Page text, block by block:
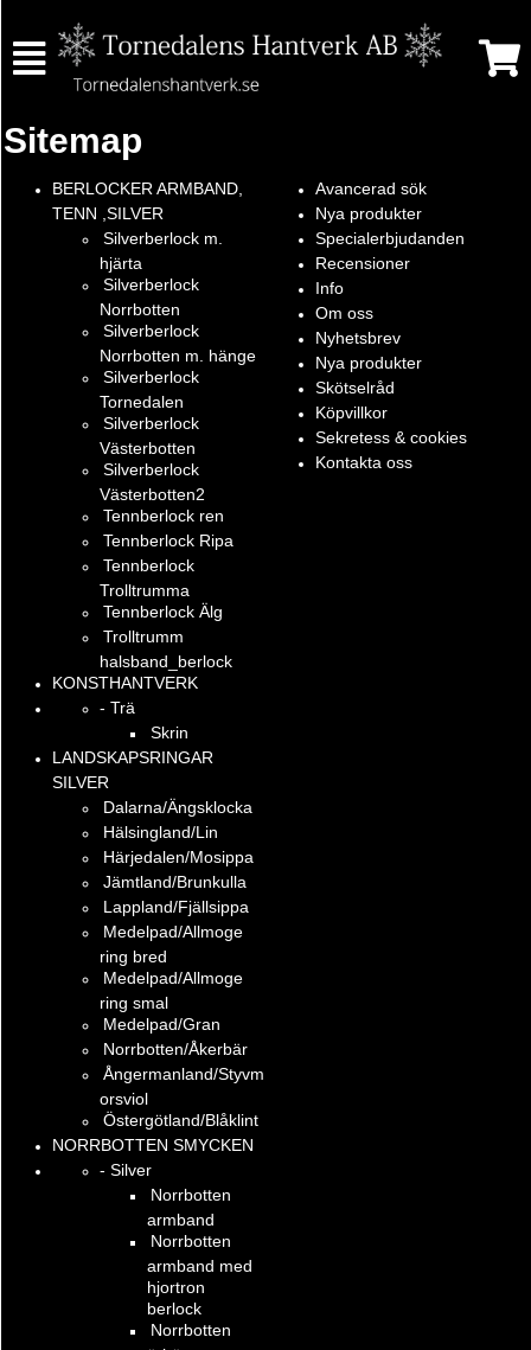
Sitemap
BERLOCKER ARMBAND,
TENN ,SILVER
Silverberlock m.
hjärta
Silverberlock
Norrbotten
Silverberlock
Norrbotten m. hänge
Silverberlock
Tornedalen
Silverberlock
Västerbotten
Silverberlock
Västerbotten2
Tennberlock ren
Tennberlock Ripa
Tennberlock
Trolltrumma
Tennberlock Älg
Trolltrumm
halsband_berlock
KONSTHANTVERK
- Trä
Skrin
LANDSKAPSRINGAR
SILVER
Dalarna/Ängsklocka
Hälsingland/Lin
Härjedalen/Mosippa
Jämtland/Brunkulla
Lappland/Fjällsippa
Medelpad/Allmoge
ring bred
Medelpad/Allmoge
ring smal
Medelpad/Gran
Norrbotten/Åkerbär
Ångermanland/Styvm
orsviol
Östergötland/Blåklint
NORRBOTTEN SMYCKEN
- Silver
Norrbotten
armband
Norrbotten
armband med
hjortron
berlock
Norrbotten
Avancerad sök
Nya produkter
Specialerbjudanden
Recensioner
Info
Om oss
Nyhetsbrev
Nya produkter
Skötselråd
Köpvillkor
Sekretess & cookies
Kontakta oss